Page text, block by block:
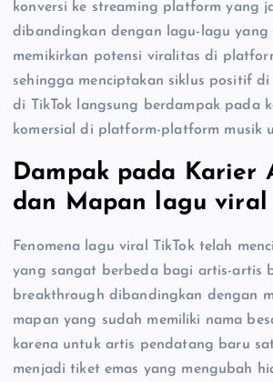
konversi ke streaming platform yang
dibandingkan dengan lagu-lagu
memikirkan potensi viralitas di
sehingga menciptakan siklus positif di
di TikTok langsung berdampak pada
komersial di platform-platform musik
Dampak pada Karier
dan Mapan lagu viral
Fenomena lagu viral TikTok telah
yang sangat berbeda bagi artis-artis
breakthrough dibandingkan dengan
mapan yang sudah memiliki nama
karena untuk artis pendatang baru
menjadi tiket emas yang mengubah